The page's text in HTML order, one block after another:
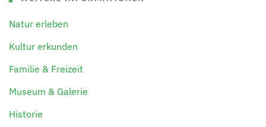
Natur erleben
Kultur erkunden
Familie & Freizeit
Museum & Galerie
Historie